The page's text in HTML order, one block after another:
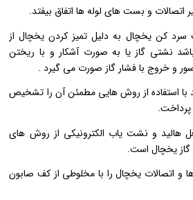
و بست های لوله ها اتفاق بیفتد.
کن یخچال به دلیل تمیز کردن یخچال از
نشتی گاز یا به صورت آشکار و با ریختن
و خروج با فشار گاز صورت می گیرد .
با استفاده از روش هایی مطمئن آن را تشخیص
پرداخت.
هالید و نشت یاب الکترونیکی از روش های
یخچال است.
و اتصالات یخچال را با مخلوطی از کف صابون